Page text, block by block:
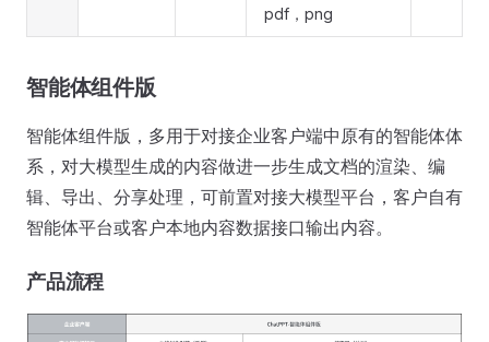
pdf，png
智能体组件版
智能体组件版，多用于对接企业客户端中原有的智能体体
系，对大模型生成的内容做进一步生成文档的渲染、编
辑、导出、分享处理，可前置对接大模型平台，客户自有
智能体平台或客户本地内容数据接口输出内容。
产品流程